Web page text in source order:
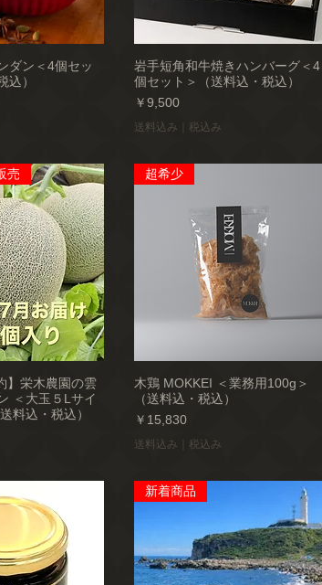
ダン＜4個セッ
込）
岩手短角和牛焼きハンバーグ＜4
個セット＞（送料込・税込）
価格
￥9,500
送料込み｜税込み
売
】栄木農園の雲
＜大玉５Lサイ
料込・税込）
超希少
木鶏 MOKKEI ＜業務用100g＞
（送料込・税込）
価格
￥15,830
送料込み｜税込み
新着商品